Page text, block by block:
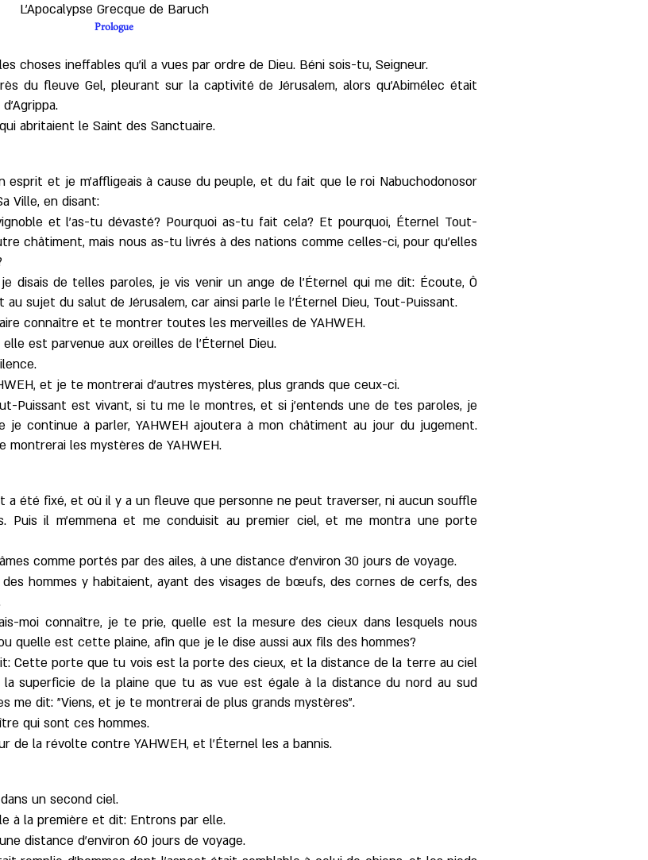
L'Apocalypse Grecque de Baruch
Prologue
choses ineffables qu'il a vues par ordre de Dieu. Béni sois-tu, Seigneur.
du fleuve Gel, pleurant sur la captivité de Jérusalem, alors qu'Abimélec était
abritaient le Saint des Sanctuaire.
esprit et je m'affligeais à cause du peuple, et du fait que le roi Nabuchodonosor
Ville, en disant:
et l'as-tu dévasté? Pourquoi as-tu fait cela? Et pourquoi, Éternel Tout-
châtiment, mais nous as-tu livrés à des nations comme celles-ci, pour qu'elles
disais de telles paroles, je vis venir un ange de l'Éternel qui me dit: Écoute, Ô
sujet du salut de Jérusalem, car ainsi parle le l'Éternel Dieu, Tout-Puissant.
connaître et te montrer toutes les merveilles de YAHWEH.
est parvenue aux oreilles de l'Éternel Dieu.
et je te montrerai d'autres mystères, plus grands que ceux-ci.
Puissant est vivant, si tu me le montres, et si j'entends une de tes paroles, je
continue à parler, YAHWEH ajoutera à mon châtiment au jour du jugement.
montrerai les mystères de YAHWEH.
été fixé, et où il y a un fleuve que personne ne peut traverser, ni aucun souffle
Puis il m'emmena et me conduisit au premier ciel, et me montra une porte
comme portés par des ailes, à une distance d'environ 30 jours de voyage.
hommes y habitaient, ayant des visages de bœufs, des cornes de cerfs, des
moi connaître, je te prie, quelle est la mesure des cieux dans lesquels nous
quelle est cette plaine, afin que je le dise aussi aux fils des hommes?
Cette porte que tu vois est la porte des cieux, et la distance de la terre au ciel
superficie de la plaine que tu as vue est égale à la distance du nord au sud
me dit: "Viens, et je te montrerai de plus grands mystères".
qui sont ces hommes.
de la révolte contre YAHWEH, et l'Éternel les a bannis.
un second ciel.
à la première et dit: Entrons par elle.
distance d'environ 60 jours de voyage.